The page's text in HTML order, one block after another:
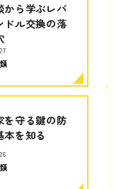
から学ぶレバ
ドル交換の落
を守る鍵の防
本を知る